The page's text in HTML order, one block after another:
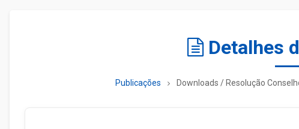
Detalhes
Publicações Downloads / Resolução